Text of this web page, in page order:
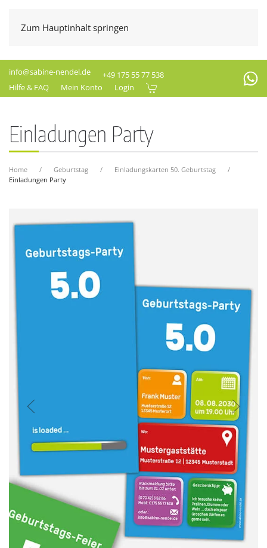
Zum Hauptinhalt springen
info@sabine-nendel.de
+49 175 55 77 538
Hilfe & FAQ
Mein Konto Login
Einladungen Party
Home Geburtstag
Einladungskarten 50. Geburtstag
Einladungen Party